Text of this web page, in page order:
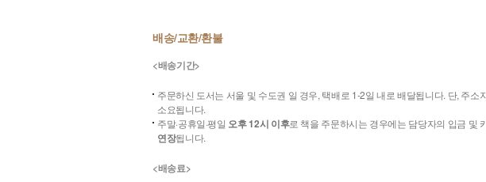
배송/교환/환불
<배송기간>
주문하신 도서는 서울 및 수도권 일 경우, 택배로 1-2일 내로 배달됩니다. 단, 주소
소요됩니다.
주말·공휴일·평일 오후 12시 이후로 책을 주문하시는 경우에는 담당자의 입금 및
연장됩니다.
<배송료>